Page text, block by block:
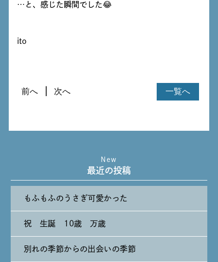
…と、感じた瞬間でした😂
ito
一覧へ
前へ 次へ
New
最近の投稿
もふもふのうさぎ可愛かった
祝 生誕 10歳 万歳
別れの季節からの出会いの季節